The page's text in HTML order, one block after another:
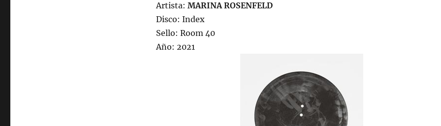
Artista: MARINA ROSENFELD
Disco: Index
Sello: Room 40
Año: 2021